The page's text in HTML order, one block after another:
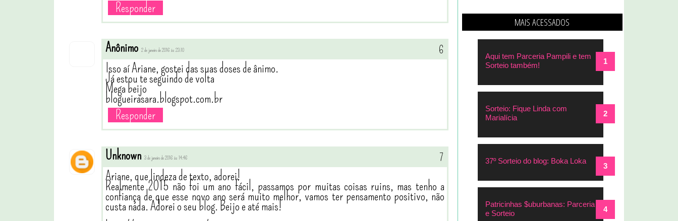
Responder
Anônimo 2 de janeiro de 2016 às 23:10
Isso aí Ariane, gostei das suas doses de ânimo.
Já estou te seguindo de volta
Mega beijo
blogueirasara.blogspot.com.br
Responder
Unknown 3 de janeiro de 2016 às 14:46
Ariane, que lindeza de texto, adorei!
Realmente 2015 não foi um ano fácil, passamos por muitas coisas ruins, mas tenho a
confiança de que esse novo ano será muito melhor, vamos ter pensamento positivo, não
custa nada. Adorei o seu blog. Beijo e até mais!
MAIS ACESSADOS
Aqui tem Parceria Pampili e tem
Sorteio também!
Sorteio: Fique Linda com
Marialícia
37º Sorteio do blog: Boka Loka
Patricinhas $uburbanas: Parceria
e Sorteio